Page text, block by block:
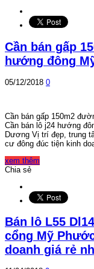
Cần bán gấp
hướng đông
05/12/2018 0
Cần bán gấp 150m2
Cần bán lô j24 hướng
Dương Vị trí đẹp, trung
cư đông đúc tiện kinh
xem thêm
Chia sẻ
Bán lô L55
cổng Mỹ
doanh giá rẻ